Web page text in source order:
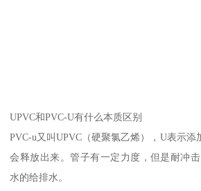
UPVC和PVC-U有什么本质区别
PVC-u又叫UPVC（硬聚氯乙烯），U表示添
会释放出来。管子有一定力度，但是耐冲
水的给排水。